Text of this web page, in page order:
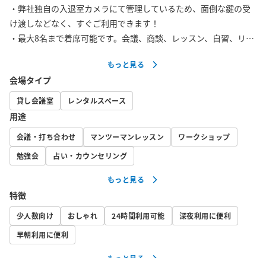
・弊社独自の入退室カメラにて管理しているため、面倒な鍵の受
け渡しなどなく、すぐご利用できます！
・最大8名まで着席可能です。会議、商談、レッスン、自習、リモ
・JR中央・総武線飯田橋駅A2出口から徒歩1分！好立地です！
・アルコール類を除き飲食可能です。必ずごみをお持ち帰りいた
だくようお願いいたします。
・土足でご利用いただけます。
・完全個室ですので、隣の部屋の声が聞こえたり、小声で話さな
いといけないといった制約はありません。
・光回線の高速WIFIでオンライン会議や動画の視聴も快適に行え
・広々としたテーブルには複数台のノートパソコンや資料を置く
ことが出来ます。
・当日のご利用1分前までご予約可能ですので、お急ぎの場合もお
使いいただけます。
・徒歩圏内にコンビニ・飲食店・居酒屋など様々な店があるエリ
もっと見る
会場タイプ
貸し会議室 レンタルスペース
用途
会議・打ち合わせ マンツーマンレッスン
ワークショップ
勉強会
占い・カウンセリング
もっと見る
特徴
少人数向け おしゃれ 24時間利用可能
深夜利用に便利
早朝利用に便利